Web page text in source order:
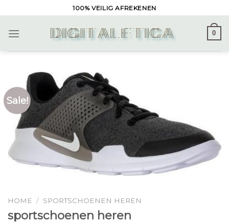
to
content
100% VEILIG AFREKENEN
0
Sale!
HOME / SPORTSCHOENEN HEREN
sportschoenen heren